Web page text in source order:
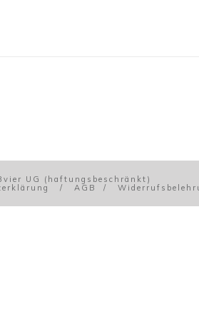
UG (haftungsbeschränkt)
/ AGB /